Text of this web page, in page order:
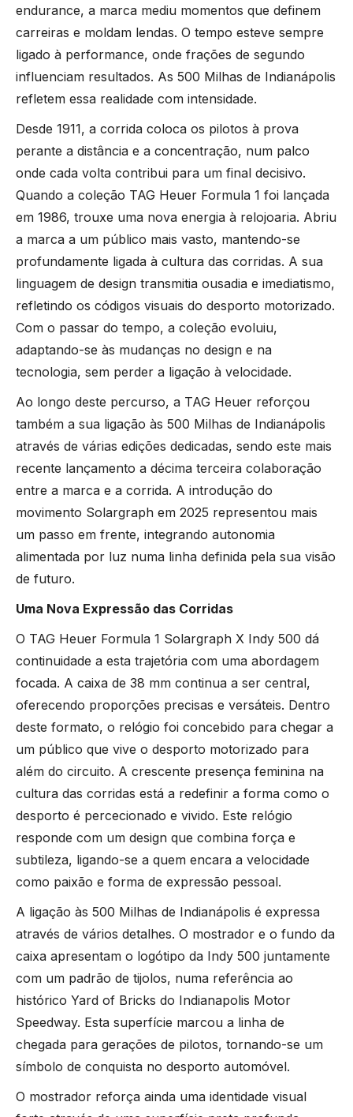
TISSOT
TOMMY HILFIGER
WOLF
ZANCAN
VER TODAS AS MARCAS LIFESTYLE
BAUME & MERCIER
BLANCPAIN
GUCCI
HERMÈS
IWC SCHAFFHAUSEN
LONGINES
MONTBLANC
OMEGA
TAG HEUER
TAG HEUER
TUDOR
ZENITH
RELOJOARIA
BOSS
CASIO TIMELESS
CASIO VINTAGE
FLIK FLAK
G-SHOCK
G-SHOCK PRO
ONE
SWAROVSKI
DUNHILL
MONTBLANC
BOXY
BUBEN & ZÓRWEG
MARCOLINO
PAUL DESIGN
ROOGS
WOLF
endurance, a marca mediu momentos que definem
carreiras e moldam lendas. O tempo esteve sempre
ligado à performance, onde frações de segundo
influenciam resultados. As 500 Milhas de Indianápolis
refletem essa realidade com intensidade.
Desde 1911, a corrida coloca os pilotos à prova
perante a distância e a concentração, num palco
onde cada volta contribui para um final decisivo.
Quando a coleção TAG Heuer Formula 1 foi lançada
em 1986, trouxe uma nova energia à relojoaria. Abriu
a marca a um público mais vasto, mantendo-se
profundamente ligada à cultura das corridas. A sua
linguagem de design transmitia ousadia e imediatismo,
refletindo os códigos visuais do desporto motorizado.
Com o passar do tempo, a coleção evoluiu,
adaptando-se às mudanças no design e na
tecnologia, sem perder a ligação à velocidade.
Ao longo deste percurso, a TAG Heuer reforçou
também a sua ligação às 500 Milhas de Indianápolis
através de várias edições dedicadas, sendo este mais
recente lançamento a décima terceira colaboração
entre a marca e a corrida. A introdução do
movimento Solargraph em 2025 representou mais
um passo em frente, integrando autonomia
alimentada por luz numa linha definida pela sua visão
de futuro.
Uma Nova Expressão das Corridas
O TAG Heuer Formula 1 Solargraph X Indy 500 dá
continuidade a esta trajetória com uma abordagem
focada. A caixa de 38 mm continua a ser central,
oferecendo proporções precisas e versáteis. Dentro
deste formato, o relógio foi concebido para chegar a
um público que vive o desporto motorizado para
além do circuito. A crescente presença feminina na
cultura das corridas está a redefinir a forma como o
desporto é percecionado e vivido. Este relógio
responde com um design que combina força e
subtileza, ligando-se a quem encara a velocidade
como paixão e forma de expressão pessoal.
A ligação às 500 Milhas de Indianápolis é expressa
através de vários detalhes. O mostrador e o fundo da
caixa apresentam o logótipo da Indy 500 juntamente
com um padrão de tijolos, numa referência ao
histórico Yard of Bricks do Indianapolis Motor
Speedway. Esta superfície marcou a linha de
chegada para gerações de pilotos, tornando-se um
símbolo de conquista no desporto automóvel.
O mostrador reforça ainda uma identidade visual